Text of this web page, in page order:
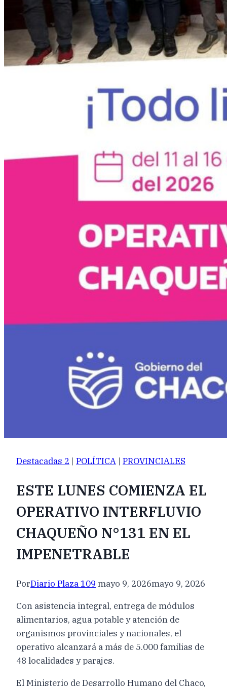
Destacadas 2 | POLÍTICA | PROVINCIALES
ESTE LUNES COMIENZA EL
OPERATIVO INTERFLUVIO
CHAQUEÑO N°131 EN EL
IMPENETRABLE
PorDiario Plaza 109 mayo 9, 2026mayo 9, 2026
Con asistencia integral, entrega de módulos
alimentarios, agua potable y atención de
organismos provinciales y nacionales, el
operativo alcanzará a más de 5.000 familias de
48 localidades y parajes.
El Ministerio de Desarrollo Humano del Chaco,